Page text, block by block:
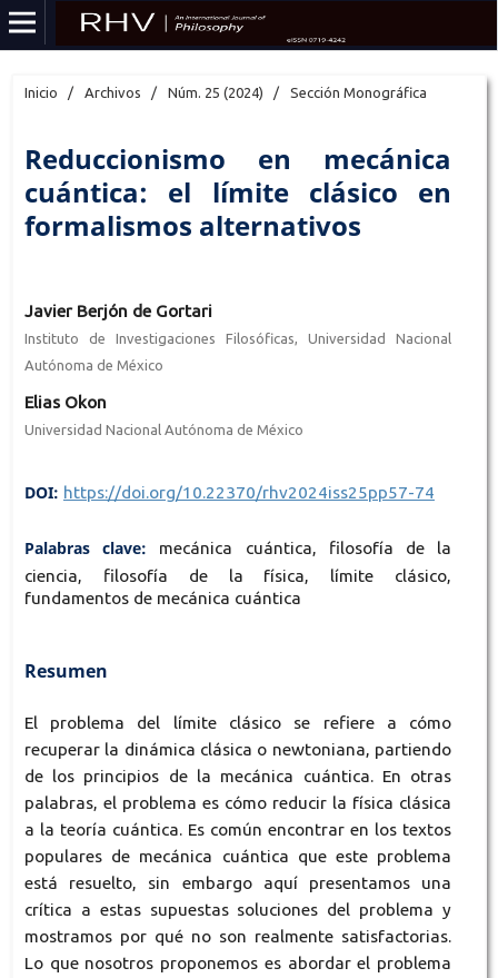
Inicio / Archivos / Núm. 25 (2024) / Sección Monográfica
Reduccionismo en mecánica
cuántica: el límite clásico en
formalismos alternativos
Javier Berjón de Gortari
Instituto de Investigaciones Filosóficas, Universidad Nacional
Autónoma de México
Elias Okon
Universidad Nacional Autónoma de México
DOI: https://doi.org/10.22370/rhv2024iss25pp57-74
Palabras clave: mecánica cuántica, filosofía de la
ciencia, filosofía de la física, límite clásico,
fundamentos de mecánica cuántica
Resumen
El problema del límite clásico se refiere a cómo
recuperar la dinámica clásica o newtoniana, partiendo
de los principios de la mecánica cuántica. En otras
palabras, el problema es cómo reducir la física clásica
a la teoría cuántica. Es común encontrar en los textos
populares de mecánica cuántica que este problema
está resuelto, sin embargo aquí presentamos una
crítica a estas supuestas soluciones del problema y
mostramos por qué no son realmente satisfactorias.
Lo que nosotros proponemos es abordar el problema